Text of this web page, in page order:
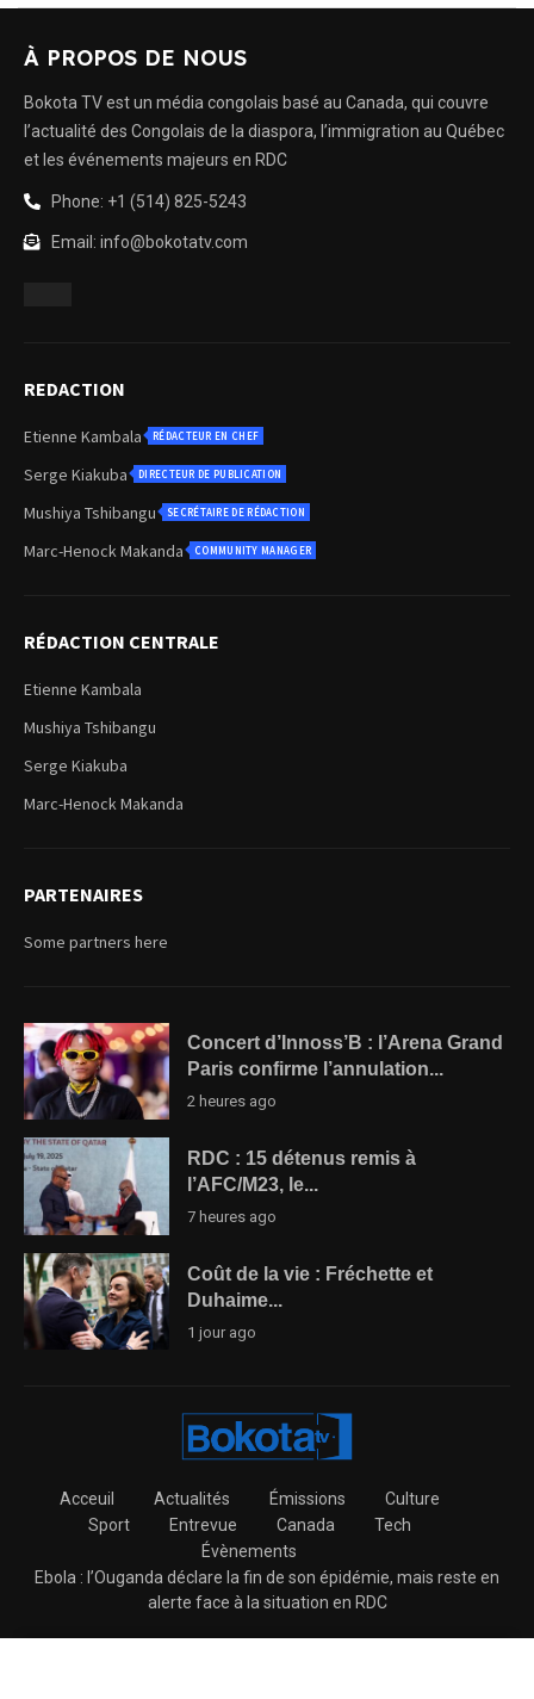
À PROPOS DE NOUS
Bokota TV est un média congolais basé au Canada, qui couvre
l’actualité des Congolais de la diaspora, l’immigration au Québec
et les événements majeurs en RDC
Phone: +1 (514) 825-5243
Email: info@bokotatv.com
REDACTION
Etienne Kambala RÉDACTEUR EN CHEF
Serge Kiakuba DIRECTEUR DE PUBLICATION
Mushiya Tshibangu SECRÉTAIRE DE RÉDACTION
Marc-Henock Makanda COMMUNITY MANAGER
RÉDACTION CENTRALE
Etienne Kambala
Mushiya Tshibangu
Serge Kiakuba
Marc-Henock Makanda
PARTENAIRES
Some partners here
Concert d’Innoss’B : l’Arena Grand
Paris confirme l’annulation...
2 heures ago
RDC : 15 détenus remis à
l’AFC/M23, le...
7 heures ago
Coût de la vie : Fréchette et
Duhaime...
1 jour ago
Acceuil Actualités Émissions
Culture
Sport
Entrevue Canada
Tech
Évènements
Ebola : l’Ouganda déclare la fin de son épidémie, mais reste en
alerte face à la situation en RDC